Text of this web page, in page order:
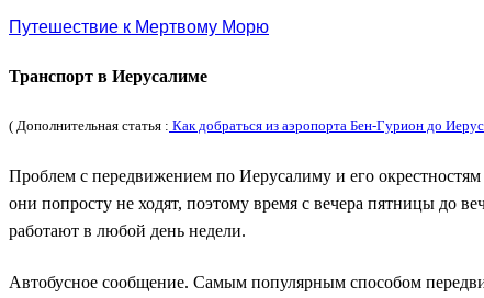
Путешествие к Мертвому Морю
Транспорт в Иерусалиме
( Дополнительная статья : Как добраться из аэропорта Бен-Гурион до
Проблем с передвижением по Иерусалиму и его окрестностям
они попросту не ходят, поэтому время с вечера пятницы до
работают в любой день недели.
Автобусное сообщение. Самым популярным способом